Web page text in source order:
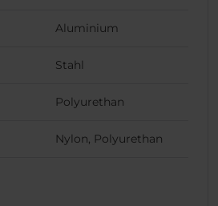
Aluminium
Stahl
Polyurethan
Nylon, Polyurethan